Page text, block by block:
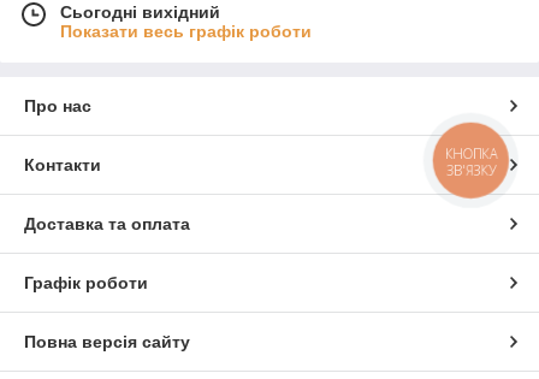
Сьогодні вихідний
Показати весь графік роботи
Про нас
Контакти
Доставка та оплата
Графік роботи
Повна версія сайту
КНОПКА
ЗВ'ЯЗКУ